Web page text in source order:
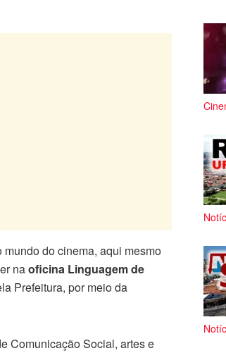
do cinema, aqui mesmo
naoficina Linguagem de
Prefeitura, por meio da
Comunicação Social, artes e